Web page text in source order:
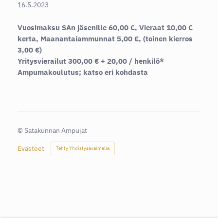
16.5.2023
Vuosimaksu SAn jäsenille 60,00 €, Vieraat 10,00 €
kerta, Maanantaiammunnat 5,00 €, (toinen kierros
3,00 €)
Yritysvierailut 300,00 € + 20,00 / henkilö*
Ampumakoulutus; katso eri kohdasta
© Satakunnan Ampujat
Evästeet Tehty Yhdistysavaimella